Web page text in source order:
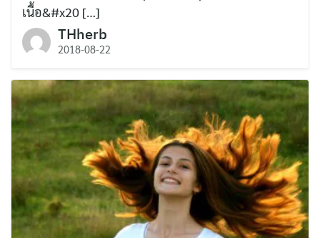
เนื้อ&#x20 […]
THherb
2018-08-22